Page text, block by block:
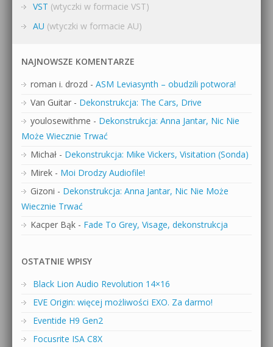
VST (wtyczki w formacie VST)
AU (wtyczki w formacie AU)
NAJNOWSZE KOMENTARZE
roman i. drozd - ASM Leviasynth – obudzili potwora!
Van Guitar - Dekonstrukcja: The Cars, Drive
youlosewithme - Dekonstrukcja: Anna Jantar, Nic Nie
Może Wiecznie Trwać
Michał - Dekonstrukcja: Mike Vickers, Visitation (Sonda)
Mirek - Moi Drodzy Audiofile!
Gizoni - Dekonstrukcja: Anna Jantar, Nic Nie Może
Wiecznie Trwać
Kacper Bąk - Fade To Grey, Visage, dekonstrukcja
OSTATNIE WPISY
Black Lion Audio Revolution 14×16
EVE Origin: więcej możliwości EXO. Za darmo!
Eventide H9 Gen2
Focusrite ISA C8X